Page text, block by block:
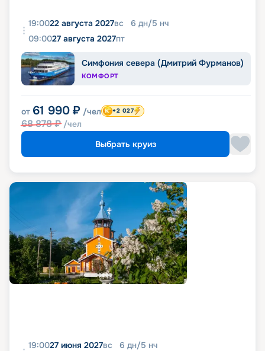
19:0022 августа 2027вс 6 дн/5 нч
09:0027 августа 2027пт
Симфония севера (Дмитрий Фурманов)
КОМФОРТ
от 61 990 ₽ /чел
68 878₽ /чел
+2 027
Выбрать круиз
19:0027 июня 2027вс 6 дн/5 нч